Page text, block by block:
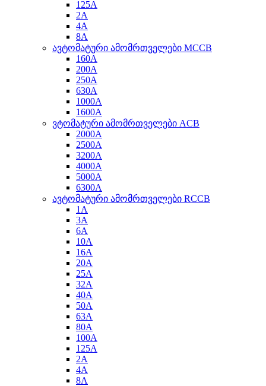
125A
2A
4A
8A
ავტომატური ამომრთველები MCCB
160A
200A
250A
630A
1000A
1600A
ვტომატური ამომრთველები ACB
2000A
2500A
3200A
4000A
5000A
6300A
ავტომატური ამომრთველები RCCB
1A
3A
6A
10A
16A
20A
25A
32A
40A
50A
63A
80A
100A
125A
2A
4A
8A